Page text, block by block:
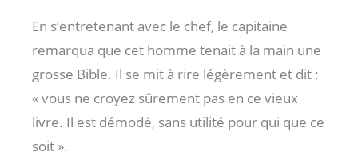
En s’entretenant avec le chef, le capitaine
remarqua que cet homme tenait à la main une
grosse Bible. Il se mit à rire légèrement et dit :
« vous ne croyez sûrement pas en ce vieux
livre. Il est démodé, sans utilité pour qui que ce
soit ».